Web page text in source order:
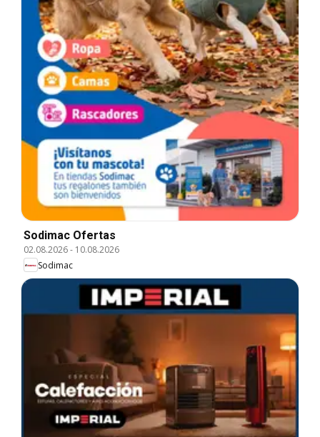
Sodimac Ofertas
02.08.2026- 10.08.2026
Sodimac